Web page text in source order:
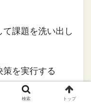
課題を洗い出し
を実行する
検証・評価し改
検索 トップ